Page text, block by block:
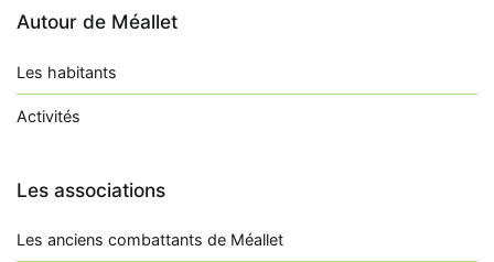
Autour de Méallet
Les habitants
Activités
Les associations
Les anciens combattants de Méallet